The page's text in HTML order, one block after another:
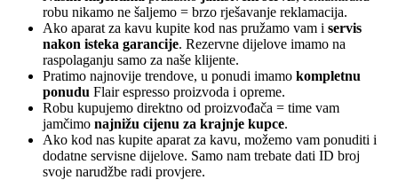
robu nikamo ne šaljemo = brzo rješavanje reklamacija.
Ako aparat za kavu kupite kod nas pružamo vam i servis
nakon isteka garancije. Rezervne dijelove imamo na
raspolaganju samo za naše klijente.
Pratimo najnovije trendove, u ponudi imamo kompletnu
ponudu Flair espresso proizvoda i opreme.
Robu kupujemo direktno od proizvođača = time vam
jamčimo najnižu cijenu za krajnje kupce.
Ako kod nas kupite aparat za kavu, možemo vam ponuditi i
dodatne servisne dijelove. Samo nam trebate dati ID broj
svoje narudžbe radi provjere.